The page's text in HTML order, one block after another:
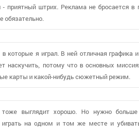
приятный штрих. Реклама не бросается
обязательно.
которые я играл. В ней отличная графика
наскучить, потому что в основных
карты и какой-нибудь сюжетный режим.
тоже выглядит хорошо. Но нужно
играть на одном и том же месте и